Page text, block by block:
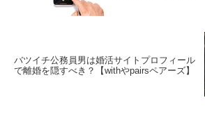
バツイチ公務員男は婚活サイトプロフィール
で離婚を隠すべき？【withやpairsペアーズ】